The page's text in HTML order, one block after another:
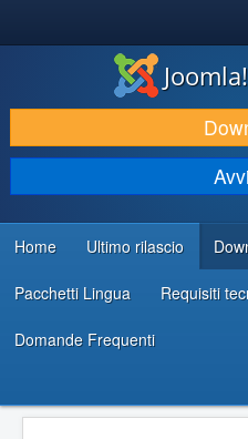
SCARICA & ESTENDI
SCOPRI & IMPARA
COMUNITÀ & SUPPORTO
RISORSE PER SVILUPPATORI
Home Ultimo rilascio
Pacchetti Lingua Requisiti
Domande Frequenti